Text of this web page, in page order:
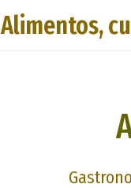
Alimentos,